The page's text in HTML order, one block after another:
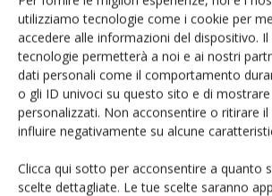
utilizziamo tecnologie come i cookie per
accedere alle informazioni del dispositivo.
tecnologie permetterà a noi e ai nostri
dati personali come il comportamento
o gli ID univoci su questo sito e di
personalizzati. Non acconsentire o ritirare
influire negativamente su alcune
Clicca qui sotto per acconsentire a quanto
scelte dettagliate. Le tue scelte saranno